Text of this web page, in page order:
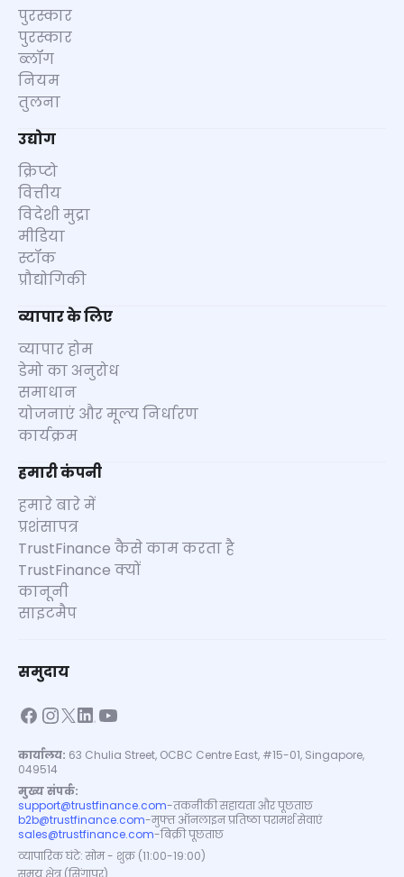
पुरस्कार
पुरस्कार
ब्लॉग
नियम
तुलना
उद्योग
क्रिप्टो
वित्तीय
विदेशी मुद्रा
मीडिया
स्टॉक
प्रौद्योगिकी
व्यापार के लिए
व्यापार होम
डेमो का अनुरोध
समाधान
योजनाएं और मूल्य निर्धारण
कार्यक्रम
हमारी कंपनी
हमारे बारे में
प्रशंसापत्र
TrustFinance कैसे काम करता है
TrustFinance क्यों
कानूनी
साइटमैप
समुदाय
कार्यालय: 63 Chulia Street, OCBC Centre East, #15-01, Singapore,
049514
मुख्य संपर्क:
support@trustfinance.com-तकनीकी सहायता और पूछताछ
b2b@trustfinance.com-मुफ्त ऑनलाइन प्रतिष्ठा परामर्श सेवाएं
sales@trustfinance.com-बिक्री पूछताछ
व्यापारिक घंटे: सोम - शुक्र (11:00-19:00)
समय क्षेत्र (सिंगापुर)